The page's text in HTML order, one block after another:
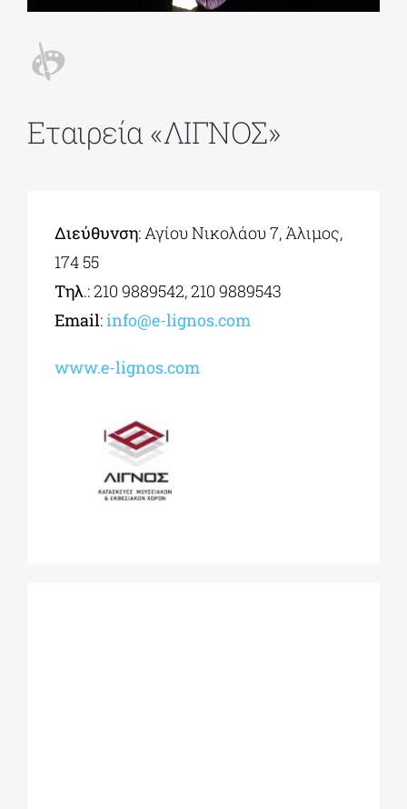
ΔΙΔΑΚΤΟΡΙΚΑ
ΧΩΡΟΙ ΤΕΧΝΗΣ
Εταιρεία «ΛΙΓΝΟΣ»
Διεύθυνση: Αγίου Νικολάου 7, Άλιμος,
174 55
Τηλ.: 210 9889542, 210 9889543
Εmail:info@e-lignos.com
www.e-lignos.com